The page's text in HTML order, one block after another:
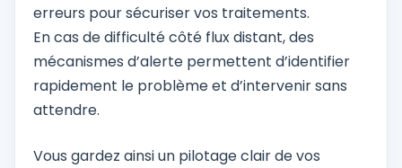
erreurs pour sécuriser vos traitements.
En cas de difficulté côté flux distant, des
mécanismes d’alerte permettent d’identifier
rapidement le problème et d’intervenir sans
attendre.
Vous gardez ainsi un pilotage clair de vos